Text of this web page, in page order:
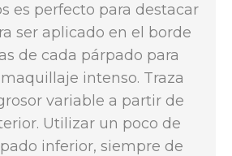
es perfecto para destacar
ser aplicado en el borde
de cada párpado para
intenso. Traza
variable a partir de
Utilizar un poco de
inferior, siempre de